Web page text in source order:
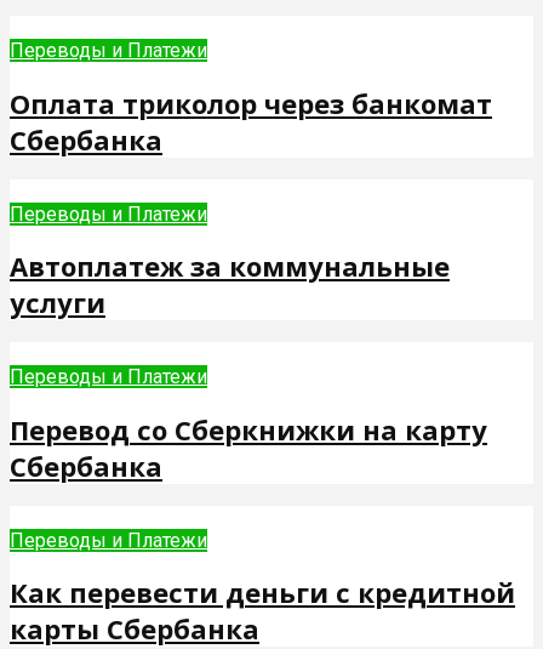
Переводы и Платежи
Оплата триколор через банкомат
Сбербанка
Переводы и Платежи
Автоплатеж за коммунальные
услуги
Переводы и Платежи
Перевод со Сберкнижки на карту
Сбербанка
Переводы и Платежи
Как перевести деньги с кредитной
карты Сбербанка